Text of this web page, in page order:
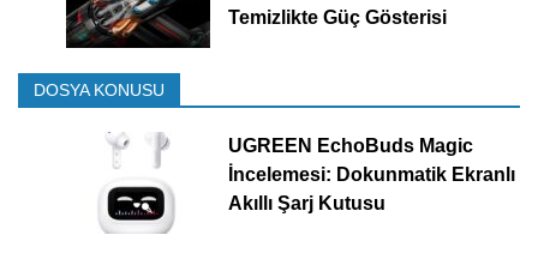
Temizlikte Güç Gösterisi
DOSYA KONUSU
UGREEN EchoBuds Magic
İncelemesi: Dokunmatik Ekranlı
Akıllı Şarj Kutusu